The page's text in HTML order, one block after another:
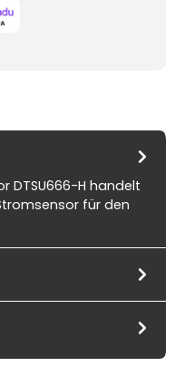
DTSU666-H handelt
für den